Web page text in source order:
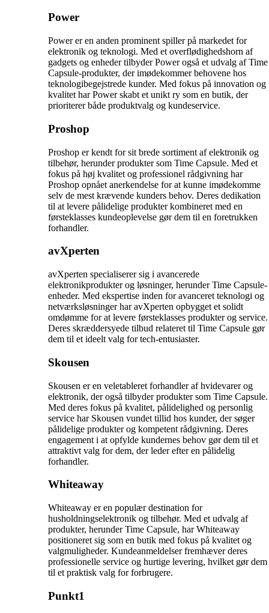
Power
Power er en anden prominent spiller på markedet for
elektronik og teknologi. Med et overflødighedshorn af
gadgets og enheder tilbyder Power også et udvalg af Time
Capsule-produkter, der imødekommer behovene hos
teknologibegejstrede kunder. Med fokus på innovation og
kvalitet har Power skabt et unikt ry som en butik, der
prioriterer både produktvalg og kundeservice.
Proshop
Proshop er kendt for sit brede sortiment af elektronik og
tilbehør, herunder produkter som Time Capsule. Med et
fokus på høj kvalitet og professionel rådgivning har
Proshop opnået anerkendelse for at kunne imødekomme
selv de mest krævende kunders behov. Deres dedikation
til at levere pålidelige produkter kombineret med en
førsteklasses kundeoplevelse gør dem til en foretrukken
forhandler.
avXperten
avXperten specialiserer sig i avancerede
elektronikprodukter og løsninger, herunder Time Capsule-
enheder. Med ekspertise inden for avanceret teknologi og
netværksløsninger har avXperten opbygget et solidt
omdømme for at levere førsteklasses produkter og service.
Deres skræddersyede tilbud relateret til Time Capsule gør
dem til et ideelt valg for tech-entusiaster.
Skousen
Skousen er en veletableret forhandler af hvidevarer og
elektronik, der også tilbyder produkter som Time Capsule.
Med deres fokus på kvalitet, pålidelighed og personlig
service har Skousen vundet tillid hos kunder, der søger
pålidelige produkter og kompetent rådgivning. Deres
engagement i at opfylde kundernes behov gør dem til et
attraktivt valg for dem, der leder efter en pålidelig
forhandler.
Whiteaway
Whiteaway er en populær destination for
husholdningselektronik og tilbehør. Med et udvalg af
produkter, herunder Time Capsule, har Whiteaway
positioneret sig som en butik med fokus på kvalitet og
valgmuligheder. Kundeanmeldelser fremhæver deres
professionelle service og hurtige levering, hvilket gør dem
til et praktisk valg for forbrugere.
Punkt1